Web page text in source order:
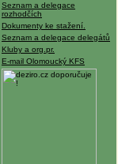
Seznam a delegace
rozhodčích
Dokumenty ke stažení.
Seznam a delegace delegátů
Kluby a org.pr.
E-mail Olomoucký KFS